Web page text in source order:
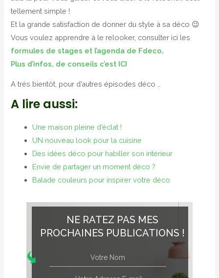
tellement simple !
Et la grande satisfaction de donner du style à sa déco 😉
Vous voulez apprendre à le relooker, consulter ici les
formules de stages et l’agenda de Fdeco.
Plus d’infos, de conseils c’est ICI
A trés bientôt, pour d’autres épisodes déco …
A lire aussi:
Une maison pleine d’éclat !
UN nouveau look pour la cuisine
Des idées déco pour habiller son intérieur
Envie de partager un moment déco ?
Balade couleurs pour inspirer votre déco
NE RATEZ PAS MES
PROCHAINES PUBLICATIONS !